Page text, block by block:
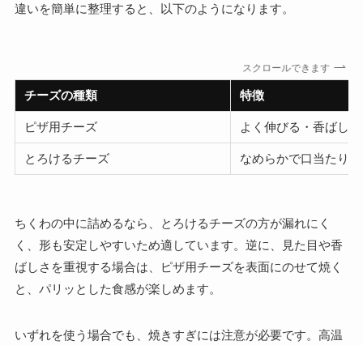
違いを簡単に整理すると、以下のようになります。
スクロールできます
チーズの種類 特徴
ピザ用チーズ よく伸びる・香ばし
とろけるチーズ なめらかで口当たり
ちくわの中に詰めるなら、とろけるチーズの方が漏れにく
く、形も安定しやすいため適しています。逆に、見た目や香
ばしさを重視する場合は、ピザ用チーズを表面にのせて焼く
と、パリッとした食感が楽しめます。
いずれを使う場合でも、焼きすぎには注意が必要です。高温